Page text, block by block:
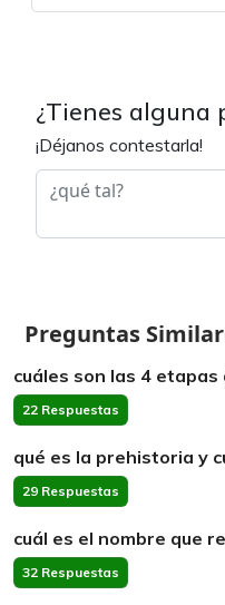
¿Tienes alguna
¡Déjanos contestarla!
Preguntas
cuáles son las 4
22 Respuestas
qué es la prehistoria y
29 Respuestas
cuál es el nombre que
32 Respuestas